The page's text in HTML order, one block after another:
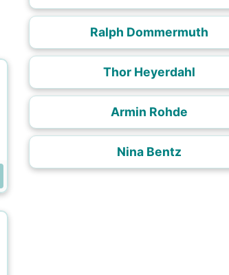
Ralph Dommermuth
Thor Heyerdahl
Armin Rohde
Nina Bentz